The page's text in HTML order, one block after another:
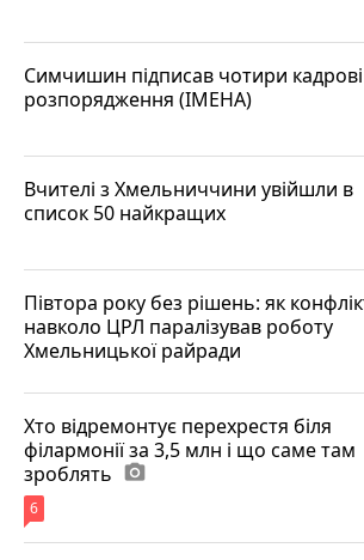
Симчишин підписав чотири кадрові
розпорядження (ІМЕНА)
Вчителі з Хмельниччини увійшли в
список 50 найкращих
Півтора року без рішень: як
навколо ЦРЛ паралізував роботу
Хмельницької райради
Хто відремонтує перехрестя біля
філармонії за 3,5 млн і що саме там
зроблять photo_camera
6